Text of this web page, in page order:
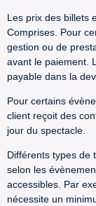
Les prix des billets
Comprises. Pour
gestion ou de
avant le paiement.
payable dans la
Pour certains
client reçoit des
jour du spectacle.
Différents types de
selon les
accessibles. Par
nécessite un